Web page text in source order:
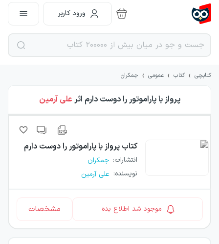
ورود کاربر
کتابچی › کتاب › عمومی › جمکران
پرواز با پاراموتور را دوست دارم اثر علی آرمین
کتاب پرواز با پاراموتور را دوست دارم
انتشارات: جمکران
نویسنده: علی آرمین
موجود شد اطلاع بده مشخصات